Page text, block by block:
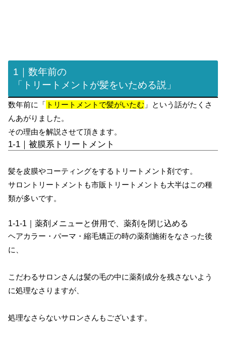
1｜数年前の
「トリートメントが髪をいためる説」
数年前に「 トリートメントで髪がいたむ 」という話がたくさ
んあがりました。
その理由を解説させて頂きます。
1-1｜被膜系トリートメント
髪を皮膜やコーティングをするトリートメント剤です。
サロントリートメントも市販トリートメントも大半はこの種
類が多いです。
1-1-1｜薬剤メニューと併用で、薬剤を閉じ込める
ヘアカラー・パーマ・縮毛矯正の時の薬剤施術をなさった後
に、
こだわるサロンさんは髪の毛の中に薬剤成分を残さないよう
に処理なさりますが、
処理なさらないサロンさんもございます。